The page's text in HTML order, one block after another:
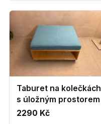
Taburet na kolečkách
s úložným prostorem
2290 Kč